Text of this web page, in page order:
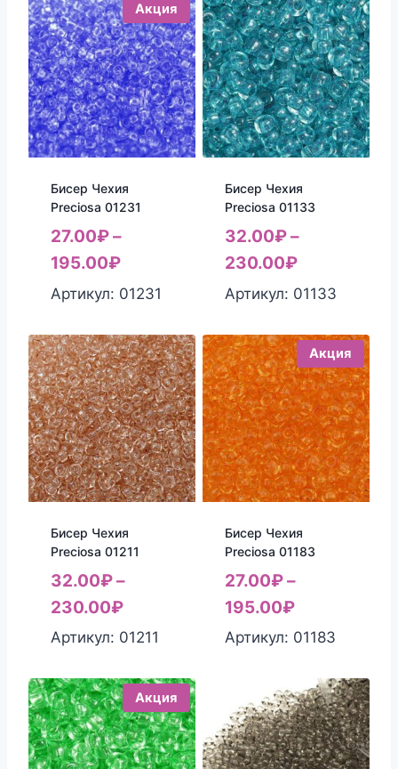
Акция
Бисер Чехия
Preciosa 01231
27.00₽–
195.00₽
Артикул: 01231
Бисер Чехия
Preciosa 01133
32.00₽–
230.00₽
Артикул: 01133
Бисер Чехия
Preciosa 01211
32.00₽–
230.00₽
Артикул: 01211
Акция
Бисер Чехия
Preciosa 01183
27.00₽–
195.00₽
Артикул: 01183
Акция